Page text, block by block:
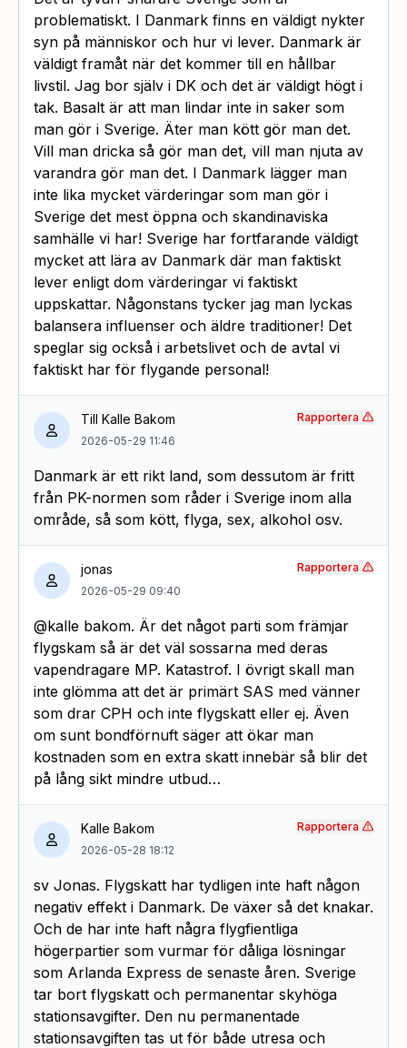
problematiskt. I Danmark finns en väldigt nykter
syn på människor och hur vi lever. Danmark är
väldigt framåt när det kommer till en hållbar
livstil. Jag bor själv i DK och det är väldigt högt i
tak. Basalt är att man lindar inte in saker som
man gör i Sverige. Äter man kött gör man det.
Vill man dricka så gör man det, vill man njuta av
varandra gör man det. I Danmark lägger man
inte lika mycket värderingar som man gör i
Sverige det mest öppna och skandinaviska
samhälle vi har! Sverige har fortfarande väldigt
mycket att lära av Danmark där man faktiskt
lever enligt dom värderingar vi faktiskt
uppskattar. Någonstans tycker jag man lyckas
balansera influenser och äldre traditioner! Det
speglar sig också i arbetslivet och de avtal vi
faktiskt har för flygande personal!
Till Kalle Bakom
2026-05-29 11:46
Danmark är ett rikt land, som dessutom är fritt
från PK-normen som råder i Sverige inom alla
område, så som kött, flyga, sex, alkohol osv.
Rapportera
jonas
2026-05-29 09:40
@kalle bakom. Är det något parti som främjar
flygskam så är det väl sossarna med deras
vapendragare MP. Katastrof. I övrigt skall man
inte glömma att det är primärt SAS med vänner
som drar CPH och inte flygskatt eller ej. Även
om sunt bondförnuft säger att ökar man
kostnaden som en extra skatt innebär så blir det
på lång sikt mindre utbud…
Rapportera
Kalle Bakom
2026-05-28 18:12
sv Jonas. Flygskatt har tydligen inte haft någon
negativ effekt i Danmark. De växer så det knakar.
Och de har inte haft några flygfientliga
högerpartier som vurmar för dåliga lösningar
som Arlanda Express de senaste åren. Sverige
tar bort flygskatt och permanentar skyhöga
stationsavgifter. Den nu permanentade
stationsavgiften tas ut för både utresa och
Rapportera